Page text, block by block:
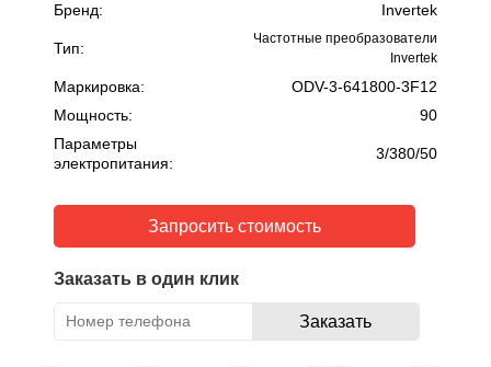
Бренд: Invertek
Тип:
Частотные преобразователи
Invertek
Маркировка:
ODV-3-641800-3F12
Мощность:
90
Параметры
электропитания:
3/380/50
Запросить стоимость
Заказать в один клик